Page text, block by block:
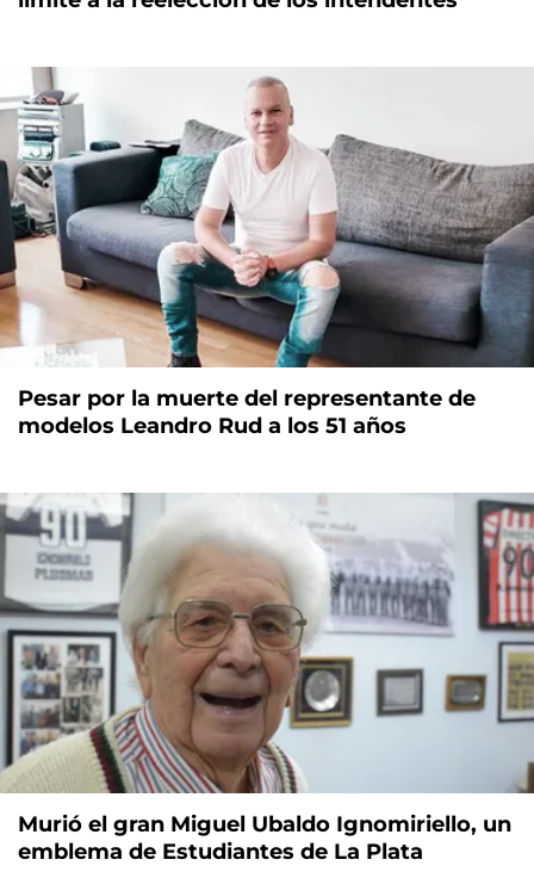
Pesar por la muerte del representante de
modelos Leandro Rud a los 51 años
Murió el gran Miguel Ubaldo Ignomiriello, un
emblema de Estudiantes de La Plata